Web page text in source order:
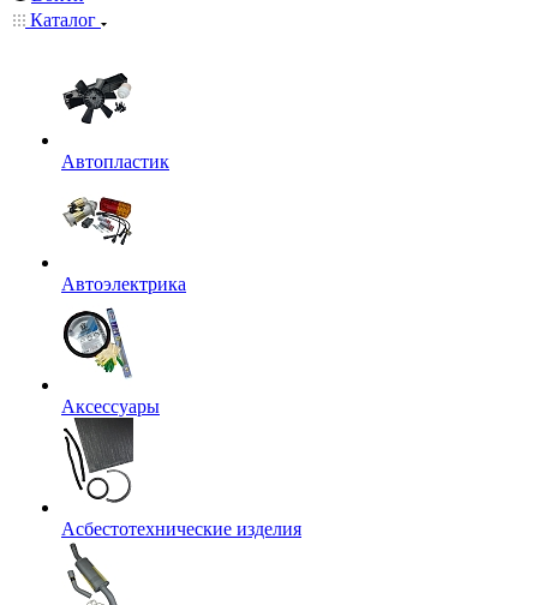
Каталог
Автопластик
Автоэлектрика
Аксессуары
Асбестотехнические изделия